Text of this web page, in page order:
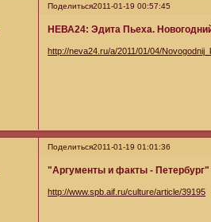
Поделиться2011-01-19 00:57:45
НЕВА24: Эдита Пьеха.
http://neva24.ru/a/2011/01/04/
Поделиться2011-01-19 01:01:36
"Аргументы и факты -
http://www.spb.aif.ru/culture/article/39195